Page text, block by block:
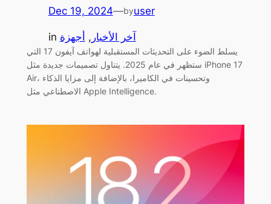
Dec 19, 2024—byuser
in آخر الأخبار , أجهزة
يسلط الضوء على التحديثات المستقبلية لهواتف آيفون 17 التي
ستظهر في عام 2025. يتناول تصميمات جديدة مثل iPhone 17
Air، وتحسينات في الكاميرا، بالإضافة إلى مزايا الذكاء
الاصطناعي مثل Apple Intelligence.